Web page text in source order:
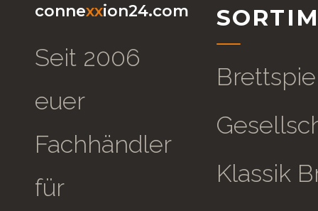
connexxion24.com
Seit 2006
euer
Fachhändler
für
Klassik